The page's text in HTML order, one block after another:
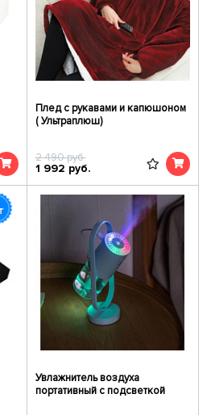
Плед с рукавами и капюшоном
( Ультраплюш)
2 490руб.
1 992 руб.
Увлажнитель воздуха
портативный с подсветкой